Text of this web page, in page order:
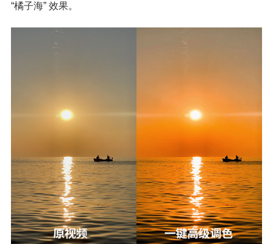
“橘子海” 效果。